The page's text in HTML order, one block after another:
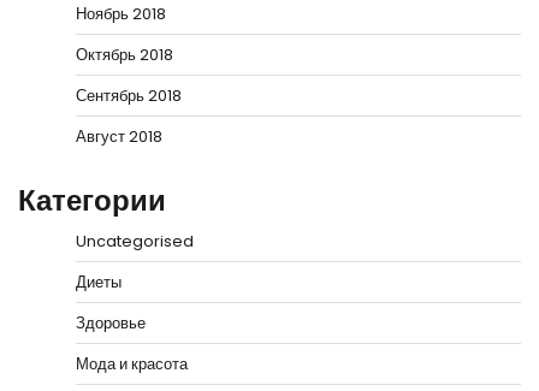
Ноябрь 2018
Октябрь 2018
Сентябрь 2018
Август 2018
Категории
Uncategorised
Диеты
Здоровье
Мода и красота